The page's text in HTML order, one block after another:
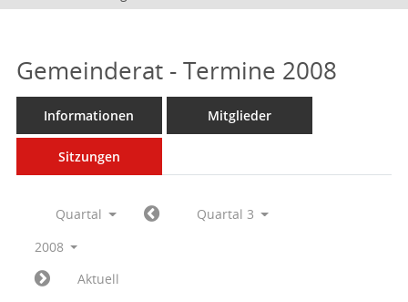
Gemeinderat - Termine 2008
Informationen Mitglieder
Sitzungen
Quartal
Quartal 3
2008
Aktuell